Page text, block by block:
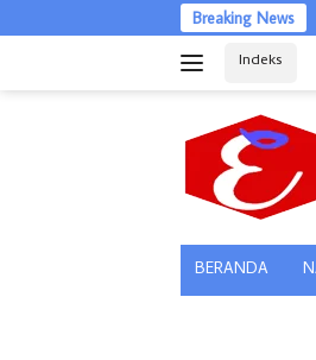
Breaking News
Indeks
BERANDA